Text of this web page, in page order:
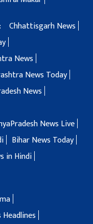
Chhattisgarh News
News
News Today
News
News Live
Bihar News Today
in Hindi